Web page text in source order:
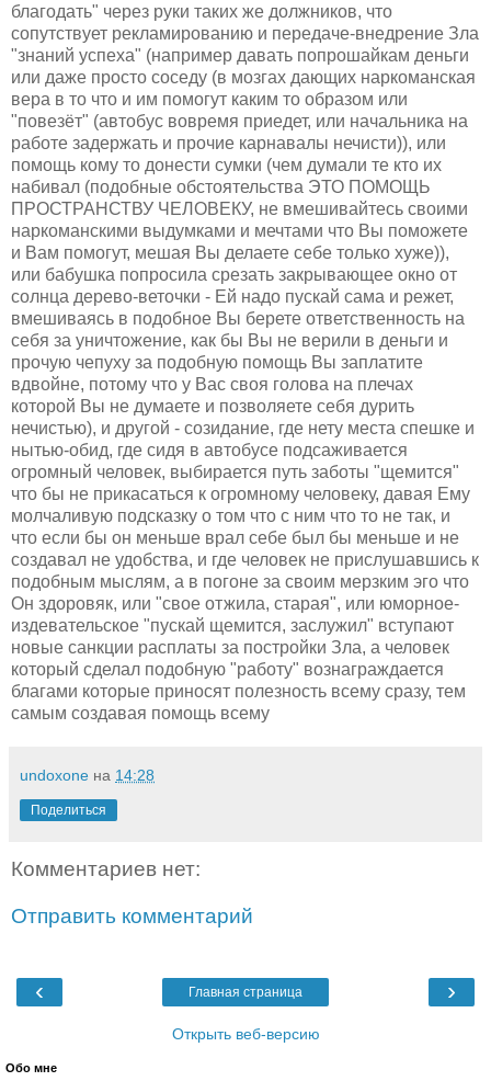
благодать" через руки таких же должников, что
сопутствует рекламированию и передаче-внедрение Зла
"знаний успеха" (например давать попрошайкам деньги
или даже просто соседу (в мозгах дающих наркоманская
вера в то что и им помогут каким то образом или
"повезёт" (автобус вовремя приедет, или начальника на
работе задержать и прочие карнавалы нечисти)), или
помощь кому то донести сумки (чем думали те кто их
набивал (подобные обстоятельства ЭТО ПОМОЩЬ
ПРОСТРАНСТВУ ЧЕЛОВЕКУ, не вмешивайтесь своими
наркоманскими выдумками и мечтами что Вы поможете
и Вам помогут, мешая Вы делаете себе только хуже)),
или бабушка попросила срезать закрывающее окно от
солнца дерево-веточки - Ей надо пускай сама и режет,
вмешиваясь в подобное Вы берете ответственность на
себя за уничтожение, как бы Вы не верили в деньги и
прочую чепуху за подобную помощь Вы заплатите
вдвойне, потому что у Вас своя голова на плечах
которой Вы не думаете и позволяете себя дурить
нечистью), и другой - созидание, где нету места спешке и
нытью-обид, где сидя в автобусе подсаживается
огромный человек, выбирается путь заботы "щемится"
что бы не прикасаться к огромному человеку, давая Ему
молчаливую подсказку о том что с ним что то не так, и
что если бы он меньше врал себе был бы меньше и не
создавал не удобства, и где человек не прислушавшись к
подобным мыслям, а в погоне за своим мерзким эго что
Он здоровяк, или "свое отжила, старая", или юморное-
издевательское "пускай щемится, заслужил" вступают
новые санкции расплаты за постройки Зла, а человек
который сделал подобную "работу" вознаграждается
благами которые приносят полезность всему сразу, тем
самым создавая помощь всему
undoxone на 14:28
Поделиться
Комментариев нет:
Отправить комментарий
‹ ›
Главная страница
Открыть веб-версию
Обо мне